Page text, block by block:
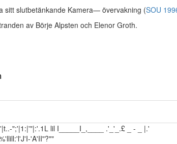
sitt slutbetänkande Kamera— övervakning (SOU
av Börje Alpsten och Elenor Groth.
";'|1:|'"|:'.1L lil I_____I_,____ .'_'_.£ _ - _ |.'
'A'II"?""